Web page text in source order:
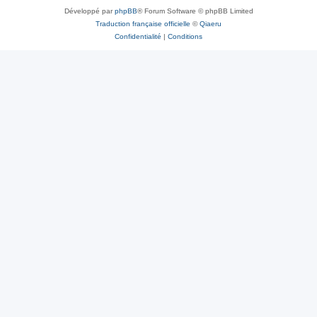
Développé parphpBB® Forum Software © phpBB Limited
Traduction française officielle ©Qiaeru
Confidentialité | Conditions